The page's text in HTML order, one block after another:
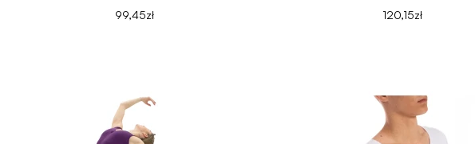
99,45zł
120,15zł